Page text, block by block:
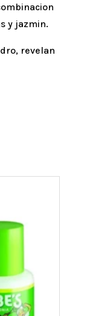
y jazmin.
revelan